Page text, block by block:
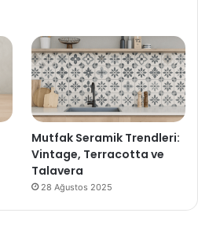
Mutfak Seramik Trendleri:
Vintage, Terracotta ve
Talavera
28 Ağustos 2025